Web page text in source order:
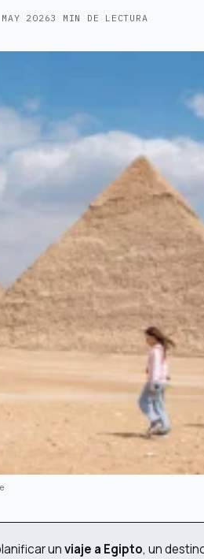
20263 MIN DE LECTURA
unviaje a Egipto, un